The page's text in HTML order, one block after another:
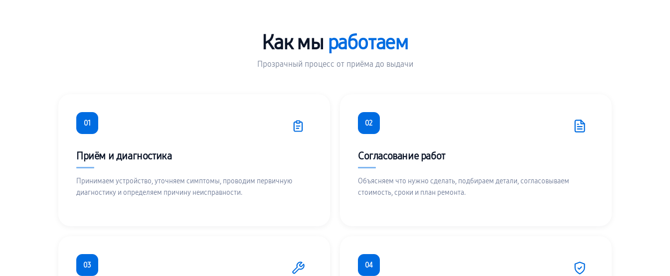
Как мы работаем
Прозрачный процесс от приёма до выдачи
01
Приём и диагностика
Принимаем устройство, уточняем симптомы, проводим первичную
диагностику и определяем причину неисправности.
02
Согласование работ
Объясняем что нужно сделать, подбираем детали, согласовываем
стоимость, сроки и план ремонта.
03 04